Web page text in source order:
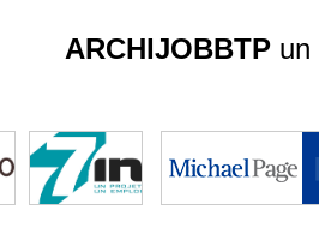
ARCHIJOBBTPun